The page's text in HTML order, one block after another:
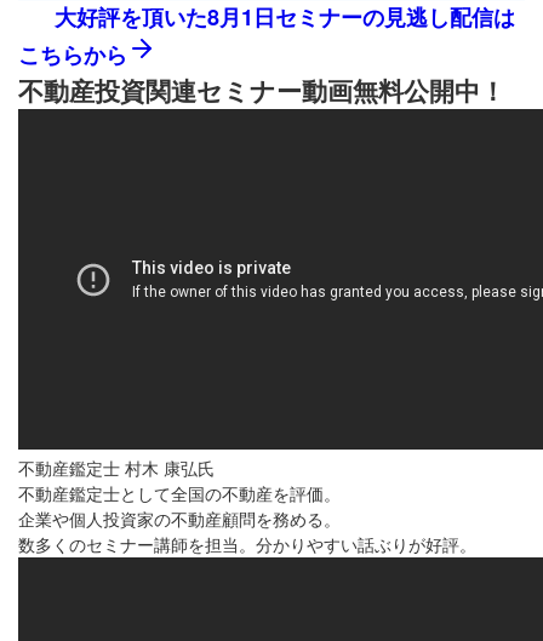
大好評を頂いた8月1日セミナーの見逃し配信は
こちらから
不動産投資関連セミナー動画無料公開中！
不動産鑑定士 村木 康弘氏
不動産鑑定士として全国の不動産を評価。
企業や個人投資家の不動産顧問を務める。
数多くのセミナー講師を担当。分かりやすい話ぶりが好評。